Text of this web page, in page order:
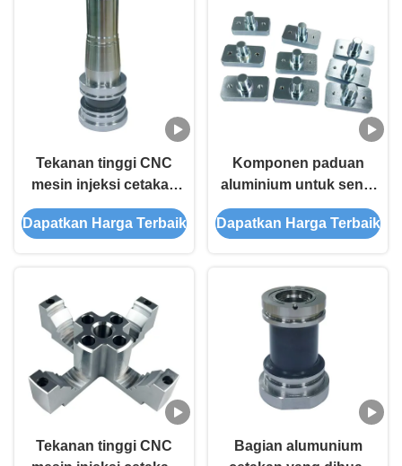
Tekanan tinggi CNC
mesin injeksi cetakan
isian inti dengan
perawatan panas dan
Dapatkan Harga Terbaik
Komponen paduan
aluminium untuk sendi
robot industri - Mesin
CNC 5-sumbu khusus
Dapatkan Harga Terbaik
Tekanan tinggi CNC
Bagian alumunium